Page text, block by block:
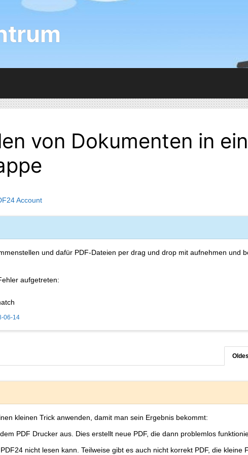
von Dokumenten in
Account
und dafür PDF-Dateien per drag und drop mit aufnehmen und
aufgetreten:
06-14
kleinen Trick anwenden, damit man sein Ergebnis bekommt:
PDF Drucker aus. Dies erstellt neue PDF, die dann problemlos
nicht lesen kann. Teilweise gibt es auch nicht korrekt PDF, die kleine